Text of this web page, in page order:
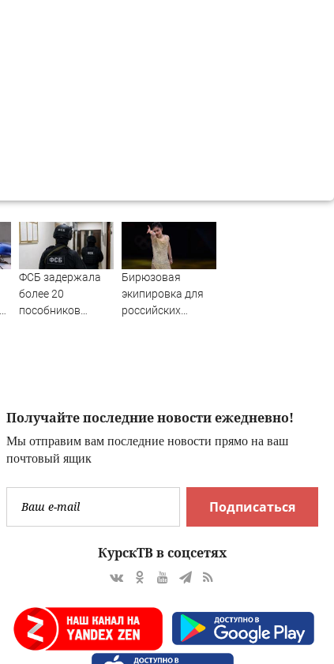
ФСБ задержала
более 20
пособников
Бирюзовая
экипировка для
российских
Получайте последние новости ежедневно!
Мы отправим вам последние новости прямо на ваш
почтовый ящик
Подписаться
КурскТВ в соцсетях